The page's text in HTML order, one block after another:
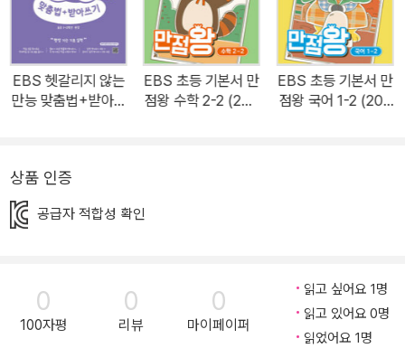
EBS 헷갈리지 않는
만능 맞춤법+받아쓰
EBS 초등 기본서 만
점왕 수학 2-2 (202
EBS 초등 기본서 만
점왕 국어 1-2 (202
상품 인증
공급자 적합성 확인
0
100자평
0
리뷰
0
마이페이퍼
읽고 싶어요 1명
읽고 있어요 0명
읽었어요 1명